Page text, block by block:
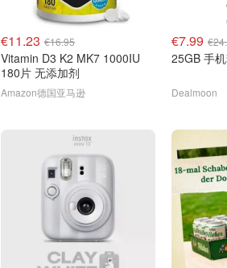
€11.23 €16.95
Vitamin D3 K2 MK7 1000IU
180片 无添加剂
Amazon德国亚马逊
€7.99
25GB 手
Dealmoon